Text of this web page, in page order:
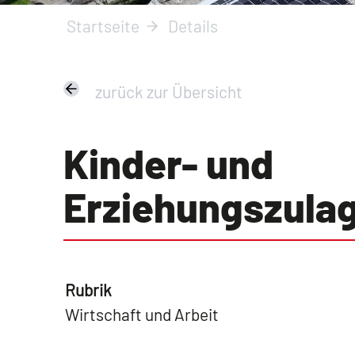
Startseite Details
zurück zur Übersicht
Kinder- und
Rubrik
Wirtschaft und Arbeit